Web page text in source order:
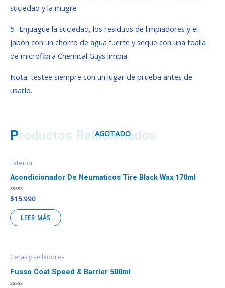
suciedad y la mugre
5- Enjuague la suciedad, los residuos de limpiadores y el
jabón con un chorro de agua fuerte y seque con una toalla
de microfibra Chemical Guys limpia.
Nota: testee siempre con un lugar de prueba antes de
usarlo.
Productos Relacionados
AGOTADO
Exterior
Acondicionador De Neumaticos Tire Black Wax 170ml
Valorado
en
0
de
5
$15.990
LEER MÁS
Ceras y selladores
Fusso Coat Speed & Barrier 500ml